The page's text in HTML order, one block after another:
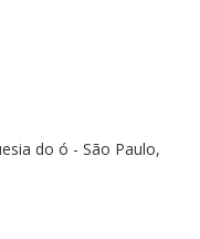
do ó - São Paulo,